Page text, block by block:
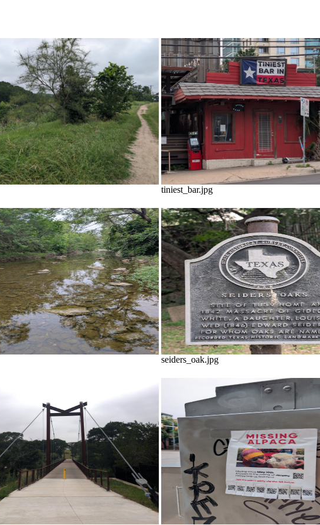
tiniest_bar.jpg
seiders_oak.jpg